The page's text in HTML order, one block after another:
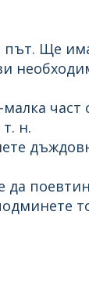
път. Ще
ви
част
н.
да